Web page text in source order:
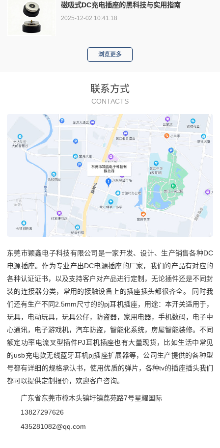
磁吸式DC充电插座的黑科技与实用指南
2025-12-02 10:41:18
浏览更多
联系方式
CONTACTS
东莞市颖鑫电子科技有限公司是一家开发、设计、生产销售各种DC
电源插座。作为专业产出DC电源插座的厂家，我们的产品有对应的
各种认证证书，以及支持客户对产品进行定制，无论插件还是不同封
装的连接器分类，常用的接触设备上的插座插头都很齐全。 同时我
们还有生产不同2.5mm尺寸的的pj耳机插座，用途：本开关适用于，
玩具，电动玩具，玩具公仔，防盗器，家用电器，手机数码，电子中
心通讯，电子游戏机，汽车防盗，智能化系统，房屋智能装修。不同
额定功率电流叉型插件PJ耳机插座也有大量现货，比如生活中常见
的usb充电款无线蓝牙耳机pj插座扩展器等，公司生产提供的各种型
号都有详细的规格承认书，使用优质的弹片，各种tv的插座插头我们
都可以提供定制报价，欢迎客户咨询。
广东省东莞市樟木头镇圩镇荔苑路7号星耀国际
13827297626
435281082@qq.com